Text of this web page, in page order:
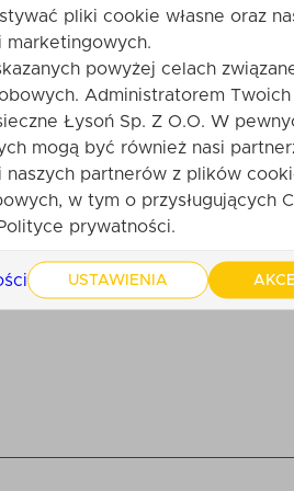
przez obsługę
Twoja ocena:
pliki cookie własne oraz
powyżej celach
Administratorem Twoich
Łysoń Sp. Z O.O. W
mogą być również nasi
naszych partnerów z plików
w tym o przysługujących
prywatności.
USTAWIENIA